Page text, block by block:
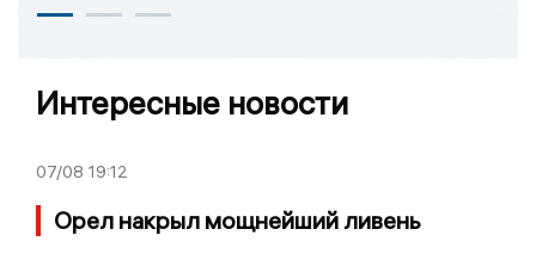
Интересные новости
07/08 19:12
Орел накрыл мощнейший ливень